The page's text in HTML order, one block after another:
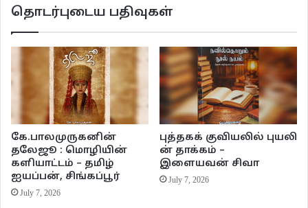
உன்மத்தம் கொள்ளச் செய்கிறது.ஆனால் அவ்வாடையை எப்படிக் கைகொள்வது
எனத் தெரியாமல் அங்கிருந்து செல்கிறான்.
தொடர்புடைய பதிவுகள்
கே.பாலமுருகனின்
தலேஜூ : மொழியின்
களியாட்டம் – தமிழ்
ஐயப்பன், சிங்கப்பூர்
July 7, 2026
புத்தகக் குவியலில் புயலி
ன் தாக்கம் –
இளையவன் சிவா
July 7, 2026